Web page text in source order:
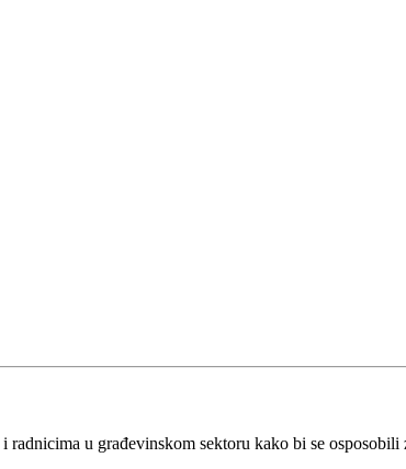
u građevinskom sektoru kako bi se osposobili